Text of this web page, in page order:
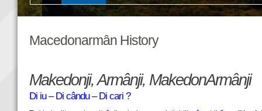
Macedonarmân History
Makedonji, Armânji, MakedonArmânji
Di iu – Di cându – Di cari ?